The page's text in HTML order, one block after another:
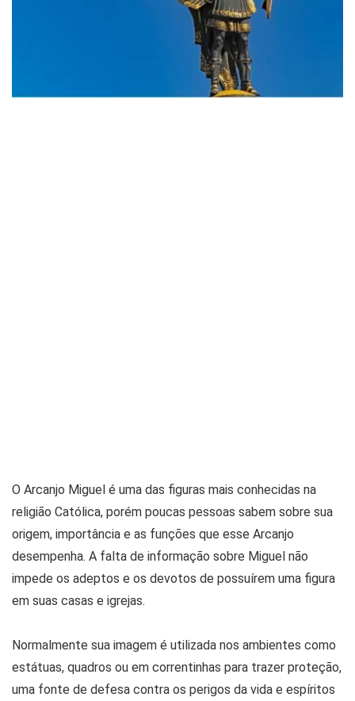
O Arcanjo Miguel é uma das figuras mais conhecidas na
religião Católica, porém poucas pessoas sabem sobre sua
origem, importância e as funções que esse Arcanjo
desempenha. A falta de informação sobre Miguel não
impede os adeptos e os devotos de possuírem uma figura
em suas casas e igrejas.
Normalmente sua imagem é utilizada nos ambientes como
estátuas, quadros ou em correntinhas para trazer proteção,
uma fonte de defesa contra os perigos da vida e espíritos